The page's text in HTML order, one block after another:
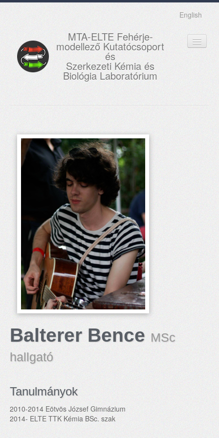
English
MTA-ELTE Fehérje-
modellező Kutatócsoport
és
Szerkezeti Kémia és
Biológia Laboratórium
OKTATÁS
MUNKATÁRSAK
KAPCSOLAT
Balterer Bence MSc
hallgató
Tanulmányok
2010-2014 Eötvös József Gimnázium
2014- ELTE TTK Kémia BSc. szak